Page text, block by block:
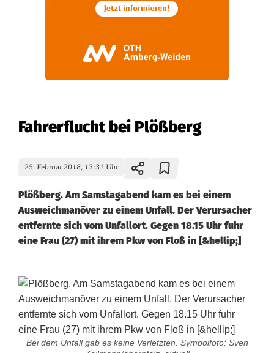
Fahrerflucht bei Plößberg
25. Februar 2018, 13:31 Uhr
Plößberg. Am Samstagabend kam es bei einem
Ausweichmanöver zu einem Unfall. Der Verursacher
entfernte sich vom Unfallort. Gegen 18.15 Uhr fuhr
eine Frau (27) mit ihrem Pkw von Floß in [&hellip;]
Bei dem Unfall gab es keine Verletzten. Symbolfoto: Sven